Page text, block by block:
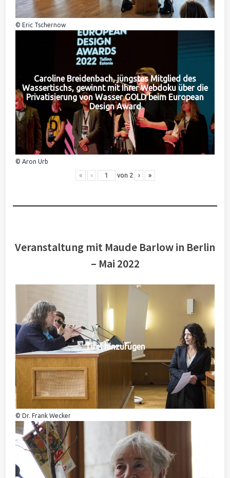
© Eric Tschernow
Caroline Breidenbach, jüngstes Mitglied des
Wassertischs, gewinnt mit Ihrer Webdoku über die
Privatisierung von Wasser GOLD beim European
Design Award
© Aron Urb
« ‹ von 2 › »
Veranstaltung mit Maude Barlow in Berlin
– Mai 2022
Titel hinzufügen
© Dr. Frank Wecker